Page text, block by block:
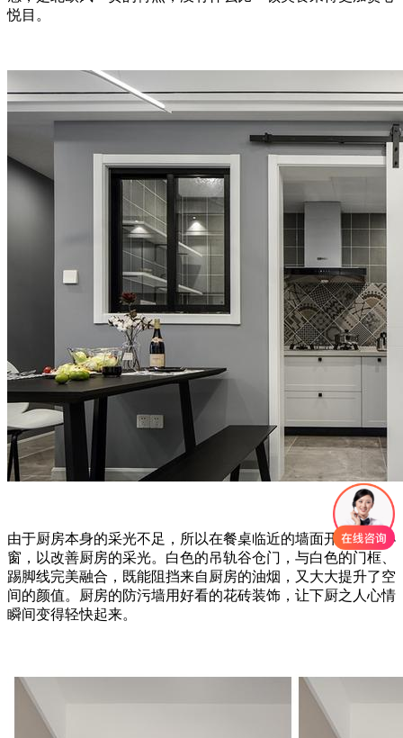
悦目。
由于厨房本身的采光不足，所以在餐桌临近的墙面开了一面小
窗，以改善厨房的采光。白色的吊轨谷仓门，与白色的门框、
踢脚线完美融合，既能阻挡来自厨房的油烟，又大大提升了空
间的颜值。厨房的防污墙用好看的花砖装饰，让下厨之人心情
瞬间变得轻快起来。